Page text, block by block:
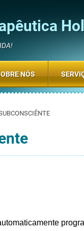
NÓS